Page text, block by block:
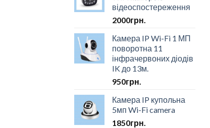
відеоспостереження
2000грн.
Камера IP Wi-Fi 1 МП
поворотна 11
інфрачервоних діодів
IK до 13м.
950грн.
Камера IP купольна
5мп Wi-Fi camera
1850грн.